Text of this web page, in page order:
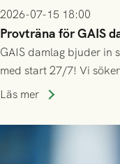
2026-07-15 18:00
Provträna för GAIS
GAIS damlag bjuder in
med start 27/7! Vi
division 3-nivå.
Läs mer